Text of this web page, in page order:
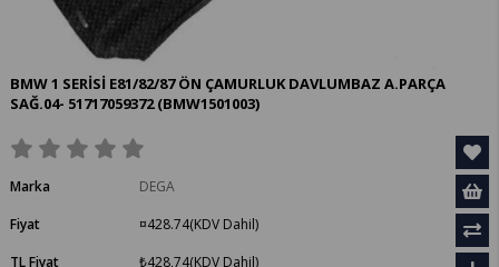
BMW 1 SERİSİ E81/82/87 ÖN ÇAMURLUK DAVLUMBAZ A.PARÇA
SAĞ.04- 51717059372(BMW1501003)
Marka
DEGA
Fiyat
¤428.74(KDV Dahil)
TL Fiyat
₺428,74(KDV Dahil)